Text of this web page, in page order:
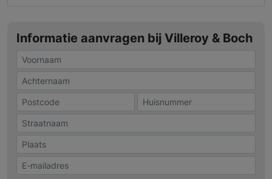
Informatie aanvragen bij Villeroy & Boch